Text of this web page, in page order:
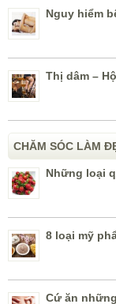
Nguy hiểm
Thị dâm –
CHĂM SÓC LÀM
Những loại
8 loại mỹ
Cứ ăn